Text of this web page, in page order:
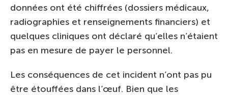
données ont été chiffrées (dossiers médicaux,
radiographies et renseignements financiers) et
quelques cliniques ont déclaré qu’elles n’étaient
pas en mesure de payer le personnel.
Les conséquences de cet incident n’ont pas pu
être étouffées dans l’œuf. Bien que les